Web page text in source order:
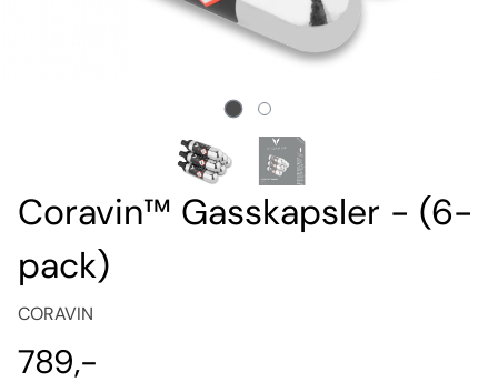
Coravin™ Gasskapsler - (6-
pack)
CORAVIN
789,-